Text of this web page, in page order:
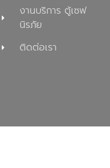
งานบริการ ตู้เซฟ
นิรภัย
ติดต่อเรา